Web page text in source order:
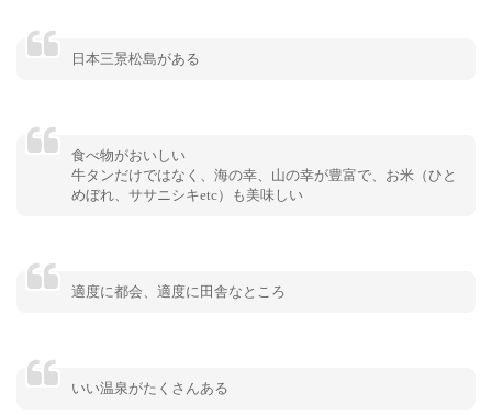
日本三景松島がある
食べ物がおいしい
牛タンだけではなく、海の幸、山の幸が豊富で、お米（ひと
めぼれ、ササニシキetc）も美味しい
適度に都会、適度に田舎なところ
いい温泉がたくさんある